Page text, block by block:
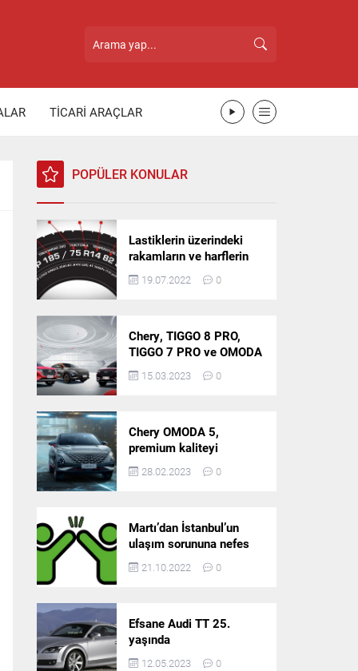
TİCARİ ARAÇLAR
POPÜLER KONULAR
Lastiklerin üzerindeki
rakamların ve harflerin
anlamı nedir?
19.07.2022 0
Chery, TIGGO 8 PRO,
TIGGO 7 PRO ve OMODA
5’in resmi olarak
satışlarına başlıyor!
15.03.2023 0
Chery OMODA 5,
premium kaliteyi
Türkiye’de sunmaya
hazırlanıyor
28.02.2023 0
Martı’dan İstanbul’un
ulaşım sorununa nefes
aldıracak yeni
platform: Tek Araçla
21.10.2022 0
Efsane Audi TT 25.
yaşında
12.05.2023 0